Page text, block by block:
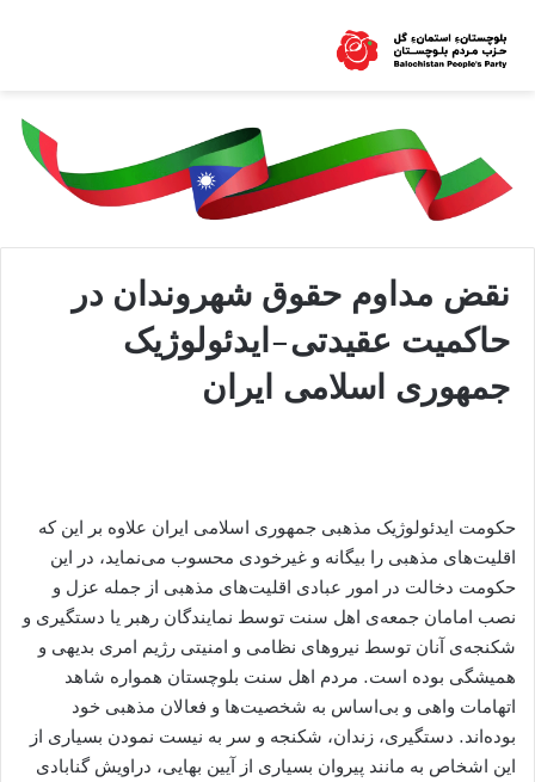
نقض مداوم حقوق شھروندان در
حاکمیت عقیدتی-ایدئولوژیک
جمهوری اسلامی ایران
حکومت ایدئولوژیک مذهبی جمهوری اسلامی ایران علاوه بر این که
اقلیت‌های مذهبی را بیگانه و غیرخودی محسوب می‌نماید، در این
حکومت دخالت در امور عبادی اقلیت‌های مذهبی از جمله عزل و
نصب امامان جمعه‌ی اھل سنت توسط نمایندگان رهبر یا دستگیری و
شکنجه‌ی آنان توسط نیروهای نظامی و امنیتی رژیم امری بدیھی و
ھمیشگی بوده است. مردم اھل سنت بلوچستان همواره شاهد
اتهامات واهی و بی‌اساس به شخصیت‌ها و فعالان مذهبی خود
بوده‌اند. دستگیری، زندان، شکنجه‌ و سر به نیست نمودن بسیاری از
این اشخاص به مانند پیروان بسیاری از آیین بهایی، دراویش گنابادی